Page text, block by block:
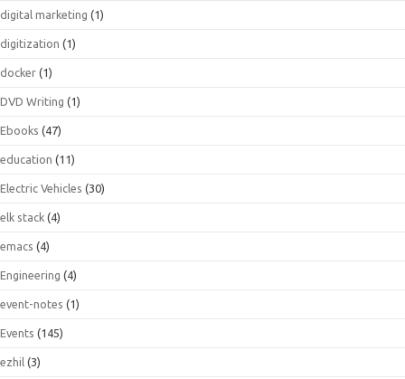
digital marketing (1)
digitization (1)
docker (1)
DVD Writing (1)
Ebooks (47)
education (11)
Electric Vehicles (30)
elk stack (4)
emacs (4)
Engineering (4)
event-notes (1)
Events (145)
ezhil (3)